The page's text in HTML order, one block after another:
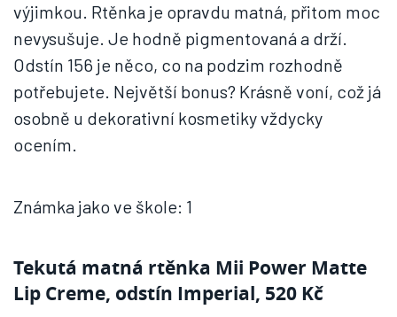
výjimkou. Rtěnka je opravdu matná, přitom moc
nevysušuje. Je hodně pigmentovaná a drží.
Odstín 156 je něco, co na podzim rozhodně
potřebujete. Největší bonus? Krásně voní, což já
osobně u dekorativní kosmetiky vždycky
ocením.
Známka jako ve škole: 1
Tekutá matná rtěnka Mii Power Matte
Lip Creme, odstín Imperial, 520 Kč